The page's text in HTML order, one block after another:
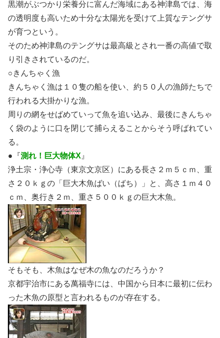
黒潮がぶつかり栄養分に富んだ海域にある神津島では、海
の透明度も高いため十分な太陽光を受けて上質なテングサ
が育つという。
そのため神津島のテングサは最高級とされ一番の高値で取
り引きされているのだ。
○きんちゃく漁
きんちゃく漁は１０隻の船を使い、約５０人の漁師たちで
行われる大掛かりな漁。
周りの網をせばめていって魚を追い込み、最後にきんちゃ
く袋のように口を閉じて捕らえることからそう呼ばれてい
る。
●『測れ！巨大物体X 』
浄土宗・浄心寺（東京文京区）にある長さ２ｍ５ｃｍ、重
さ２０ｋｇの「巨大木魚ばい（ばち）」と、高さ１ｍ４０
ｃｍ、奥行き２ｍ、重さ５００ｋｇの巨大木魚。
そもそも、木魚はなぜ木の魚なのだろうか？
京都宇治市にある萬福寺には、中国から日本に最初に伝わ
った木魚の原型と言われるものが存在する。